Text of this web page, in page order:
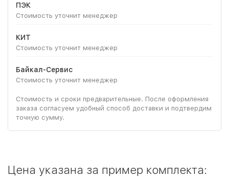
ПЭК
Стоимость уточнит менеджер
КИТ
Стоимость уточнит менеджер
Байкал-Сервис
Стоимость уточнит менеджер
Стоимость и сроки предварительные. После оформления
заказа согласуем удобный способ доставки и подтвердим
точную сумму.
Цена указана за пример комплекта: